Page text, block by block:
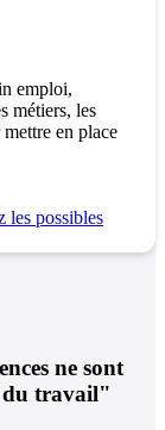
emploi,
métiers, les
en place
les possibles
ne sont
du travail"